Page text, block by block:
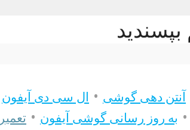
آنتن دهی گوشی • ال سی دی آیفون
• به روز رسانی گوشی آیفون •